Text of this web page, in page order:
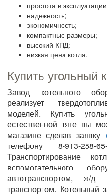
простота в
надежность;
экономичность;
компактные размеры;
высокий КПД;
низкая цена котла.
Купить угольный
Завод котельного
реализует
моделей. Купить
естественной тяге вы
магазине сделав заявку
телефону 8-913-
Транспортирование
вспомогательного
автотранспортом, ж/
транспортом. Котельный